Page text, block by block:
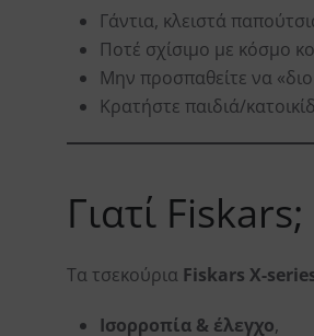
Γάντια, κλειστά
Ποτέ σχίσιμο με κόσμο
Μην προσπαθείτε να
Κρατήστε παιδιά/
Γιατί Fiskars;
Τα τσεκούρια Fiskars X-
Ισορροπία & έλεγχο,